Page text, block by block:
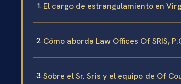
El cargo de estrangulamiento en
Cómo aborda Law Offices Of SRIS,
Sobre el Sr. Sris y el equipo de Of